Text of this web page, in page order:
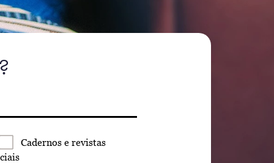
Cadernos e revistas